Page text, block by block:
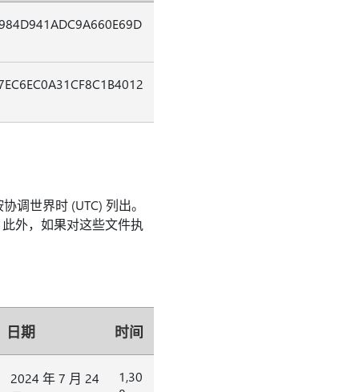
调世界时 (UTC) 列出。
外，如果对这些文件执
日期 时间
2024 年 7 月 24
1,30